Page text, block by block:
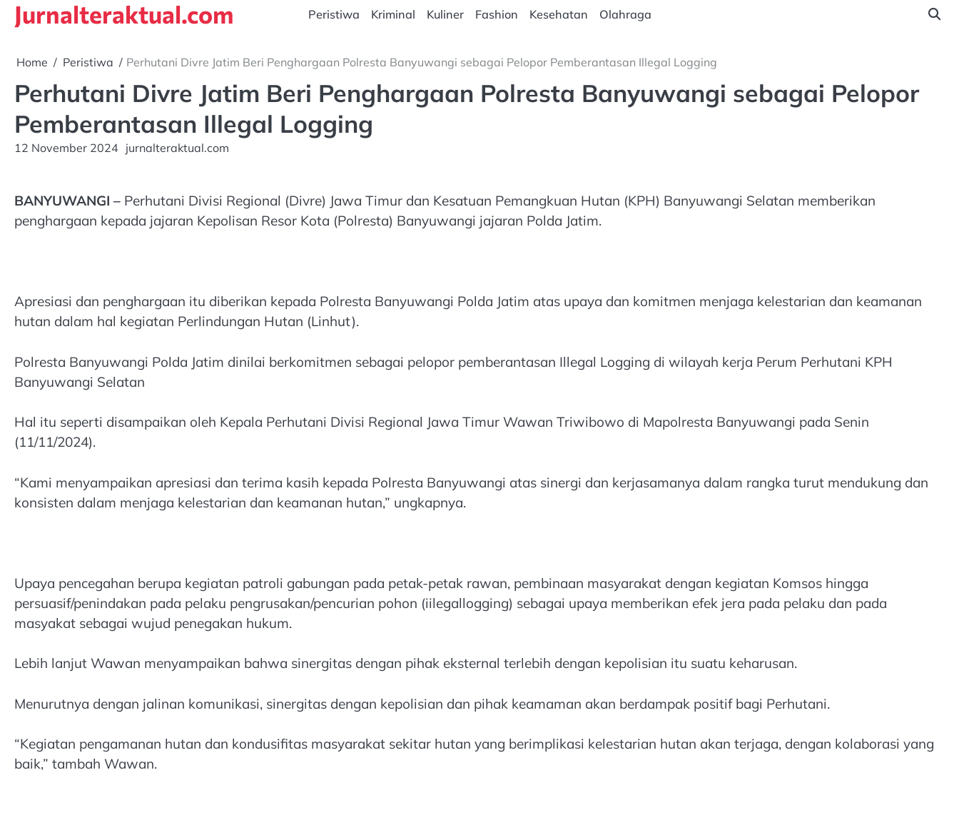
SkipJurnalteraktual.com Peristiwa Kriminal Kuliner Fashion Kesehatan Olahraga
Home Peristiwa Perhutani Divre Jatim Beri Penghargaan Polresta Banyuwangi sebagai Pelopor Pemberantasan Illegal Logging
Perhutani Divre Jatim Beri Penghargaan Polresta Banyuwangi sebagai Pelopor
Pemberantasan Illegal Logging
12 November 2024 jurnalteraktual.com
BANYUWANGI – Perhutani Divisi Regional (Divre) Jawa Timur dan Kesatuan Pemangkuan Hutan (KPH) Banyuwangi Selatan memberikan
penghargaan kepada jajaran Kepolisan Resor Kota (Polresta) Banyuwangi jajaran Polda Jatim.
Apresiasi dan penghargaan itu diberikan kepada Polresta Banyuwangi Polda Jatim atas upaya dan komitmen menjaga kelestarian dan keamanan
hutan dalam hal kegiatan Perlindungan Hutan (Linhut).
Polresta Banyuwangi Polda Jatim dinilai berkomitmen sebagai pelopor pemberantasan Illegal Logging di wilayah kerja Perum Perhutani KPH
Banyuwangi Selatan
Hal itu seperti disampaikan oleh Kepala Perhutani Divisi Regional Jawa Timur Wawan Triwibowo di Mapolresta Banyuwangi pada Senin
(11/11/2024).
“Kami menyampaikan apresiasi dan terima kasih kepada Polresta Banyuwangi atas sinergi dan kerjasamanya dalam rangka turut mendukung dan
konsisten dalam menjaga kelestarian dan keamanan hutan,” ungkapnya.
Upaya pencegahan berupa kegiatan patroli gabungan pada petak-petak rawan, pembinaan masyarakat dengan kegiatan Komsos hingga
persuasif/penindakan pada pelaku pengrusakan/pencurian pohon (iilegallogging) sebagai upaya memberikan efek jera pada pelaku dan pada
masyakat sebagai wujud penegakan hukum.
Lebih lanjut Wawan menyampaikan bahwa sinergitas dengan pihak eksternal terlebih dengan kepolisian itu suatu keharusan.
Menurutnya dengan jalinan komunikasi, sinergitas dengan kepolisian dan pihak keamaman akan berdampak positif bagi Perhutani.
“Kegiatan pengamanan hutan dan kondusifitas masyarakat sekitar hutan yang berimplikasi kelestarian hutan akan terjaga, dengan kolaborasi yang
baik,” tambah Wawan.